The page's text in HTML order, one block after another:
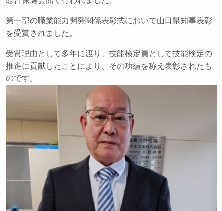
第一部の職業能力開発関係表彰式において山口県知事表彰
を受賞されました。
受賞理由として多年に渡り、技能検定員として技能検定の
推進に貢献したことにより、その功績を称え表彰されたも
のです。